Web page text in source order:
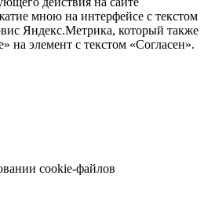
мною на интерфейсе с текстом
Яндекс.Метрика, который также
на элемент с текстом «Согласен».
cookie-файлов